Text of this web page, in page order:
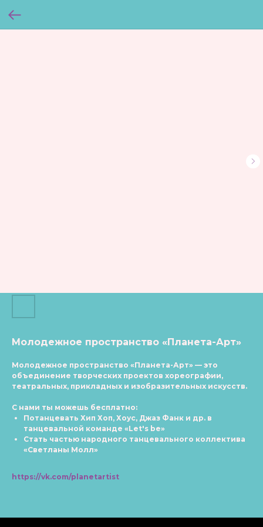
Молодежное пространство «Планета-Арт»
Молодежное пространство «Планета-Арт» — это
объединение творческих проектов хореографии,
театральных, прикладных и изобразительных искусств.
С нами ты можешь бесплатно:
Потанцевать Хип Хоп, Хоус, Джаз Фанк и др. в
танцевальной команде «Let's be»
Стать частью народного танцевального коллектива
«Светланы Молл»
https://vk.com/planetartist